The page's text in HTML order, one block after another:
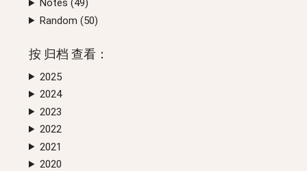
Notes (49)
Random (50)
按 归档 查看：
2025
2024
2023
2022
2021
2020